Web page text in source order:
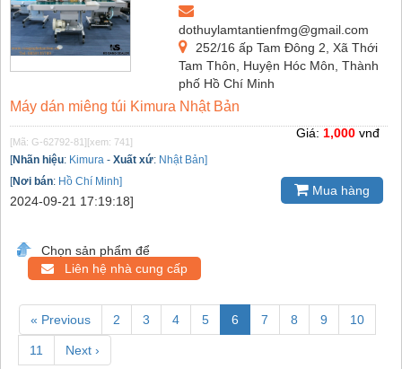
dothuylamtantienfmg@gmail.com
252/16 ấp Tam Đông 2, Xã Thới
Tam Thôn, Huyện Hóc Môn, Thành
phố Hồ Chí Minh
Máy dán miêng túi Kimura Nhật Bản
[Mã: G-62792-81][xem: 741]
[Nhãn hiệu: Kimura - Xuất xứ: Nhật Bản]
[Nơi bán: Hồ Chí Minh]
2024-09-21 17:19:18]
Giá: 1,000 vnđ
Mua hàng
Chọn sản phẩm để
Liên hệ nhà cung cấp
« Previous 2 3 4 5 6 7 8 9 10
11 Next ›